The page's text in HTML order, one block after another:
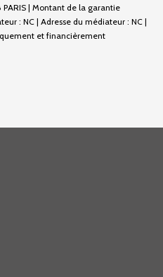
| Montant de la garantie
: NC | Adresse du médiateur : NC |
et financièrement